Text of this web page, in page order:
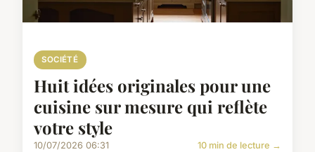
SOCIÉTÉ
Huit idées originales pour une
cuisine sur mesure qui reflète
votre style
10/07/2026 06:31 10 min de lecture →